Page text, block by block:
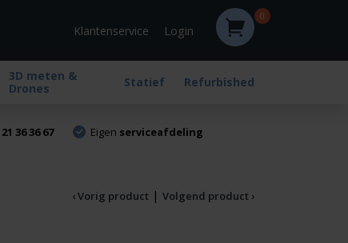
Klantenservice Login
0
3D meten &
Drones
Statief Refurbished
36 36 67 Eigen serviceafdeling
‹ Vorig product | Volgend product ›